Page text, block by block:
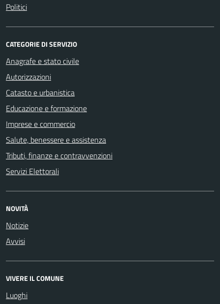
Politici
CATEGORIE DI SERVIZIO
Anagrafe e stato civile
Autorizzazioni
Catasto e urbanistica
Educazione e formazione
Imprese e commercio
Salute, benessere e assistenza
Tributi, finanze e contravvenzioni
Servizi Elettorali
NOVITÀ
Notizie
Avvisi
VIVERE IL COMUNE
Luoghi